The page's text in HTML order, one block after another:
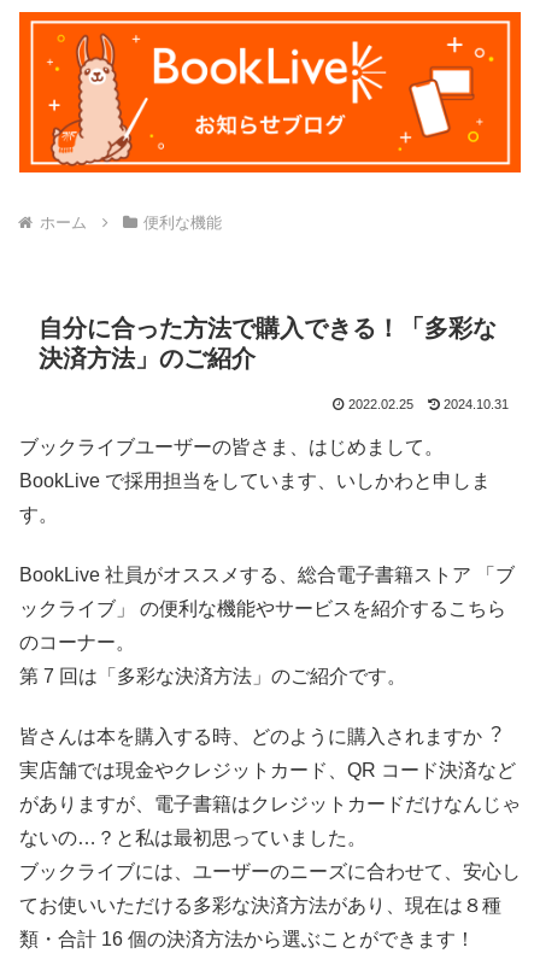
ホーム 便利な機能
自分に合った方法で購入できる！「多彩な
決済方法」のご紹介
2022.02.25 2024.10.31
ブックライブユーザーの皆さま、はじめまして。
BookLive で採用担当をしています、いしかわと申しま
す。
BookLive 社員がオススメする、総合電子書籍ストア 「ブ
ックライブ」 の便利な機能やサービスを紹介するこちら
のコーナー。
第 7 回は「多彩な決済方法」のご紹介です。
皆さんは本を購入する時、どのように購入されますか︖
実店舗では現金やクレジットカード、QR コード決済など
がありますが、電子書籍はクレジットカードだけなんじゃ
ないの…？と私は最初思っていました。
ブックライブには、ユーザーのニーズに合わせて、安心し
てお使いいただける多彩な決済方法があり、現在は８種
類・合計 16 個の決済方法から選ぶことができます！